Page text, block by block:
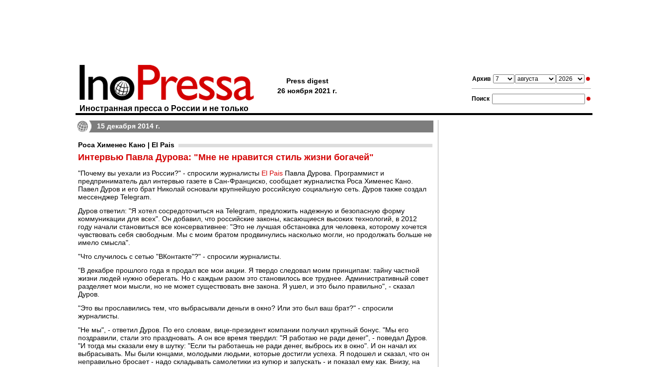
Архив
Поиск
Иностранная пресса о России и не только
Press digest
26 ноября 2021 г.
15 декабря 2014 г.
Роса Хименес Кано | El Pais
Интервью Павла Дурова: "Мне не нравится стиль жизни богачей"
"Почему вы уехали из России?" - спросили журналисты El Pais Павла Дурова. Программист и
предприниматель дал интервью газете в Сан-Франциско, сообщает журналистка Роса Хименес Кано.
Павел Дуров и его брат Николай основали крупнейшую российскую социальную сеть. Дуров также создал
мессенджер Telegram.
Дуров ответил: "Я хотел сосредоточиться на Telegram, предложить надежную и безопасную форму
коммуникации для всех". Он добавил, что российские законы, касающиеся высоких технологий, в 2012
году начали становиться все консервативнее: "Это не лучшая обстановка для человека, которому хочется
чувствовать себя свободным. Мы с моим братом продвинулись насколько могли, но продолжать больше не
имело смысла".
"Что случилось с сетью "ВКонтакте"?" - спросили журналисты.
"В декабре прошлого года я продал все мои акции. Я твердо следовал моим принципам: тайну частной
жизни людей нужно оберегать. Но с каждым разом это становилось все труднее. Административный совет
разделяет мои мысли, но не может существовать вне закона. Я ушел, и это было правильно", - сказал
Дуров.
"Это вы прославились тем, что выбрасывали деньги в окно? Или это был ваш брат?" - спросили
журналисты.
"Не мы", - ответил Дуров. По его словам, вице-президент компании получил крупный бонус. "Мы его
поздравили, стали это праздновать. А он все время твердил: "Я работаю не ради денег", - поведал Дуров.
"И тогда мы сказали ему в шутку: "Если ты работаешь не ради денег, выбрось их в окно". И он начал их
выбрасывать. Мы были юнцами, молодыми людьми, которые достигли успеха. Я подошел и сказал, что он
неправильно бросает - надо складывать самолетики из купюр и запускать - и показал ему как. Внизу, на